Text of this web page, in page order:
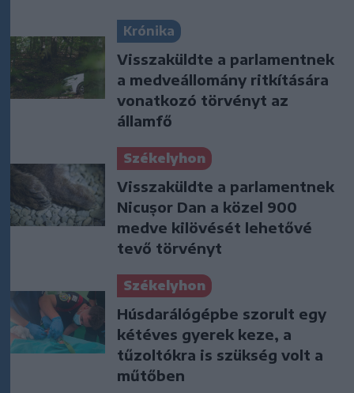
Krónika
Visszaküldte a parlamentnek
a medveállomány ritkítására
vonatkozó törvényt az
államfő
Székelyhon
Visszaküldte a parlamentnek
Nicușor Dan a közel 900
medve kilövését lehetővé
tevő törvényt
Székelyhon
Húsdarálógépbe szorult egy
kétéves gyerek keze, a
tűzoltókra is szükség volt a
műtőben